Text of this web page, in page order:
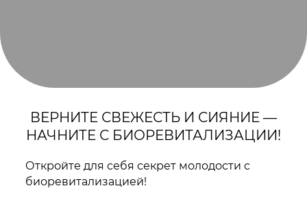
ВЕРНИТЕ СВЕЖЕСТЬ И СИЯНИЕ —
НАЧНИТЕ С БИОРЕВИТАЛИЗАЦИИ!
Откройте для себя секрет молодости с
биоревитализацией!